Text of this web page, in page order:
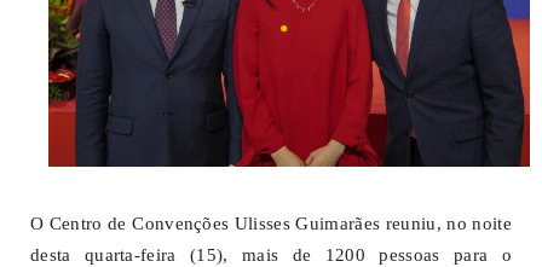
O Centro de Convenções Ulisses Guimarães reuniu, no noite
desta quarta-feira (15), mais de 1200 pessoas para o